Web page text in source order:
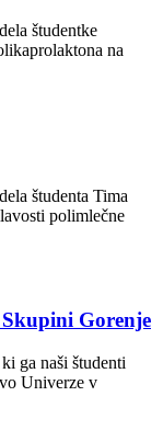
študentke
na
študenta Tima
polimlečne
Gorenje
ga naši študenti
Univerze v